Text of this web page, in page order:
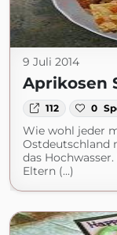
9 Juli 2014
Aprikosen
112 0
Wie wohl jeder
Ostdeutschland
das
Eltern (...)